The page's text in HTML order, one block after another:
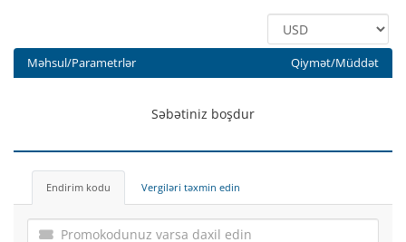
Məhsul/Parametrlər Qiymət/Müddət
Səbətiniz boşdur
Endirim kodu Vergiləri təxmin edin